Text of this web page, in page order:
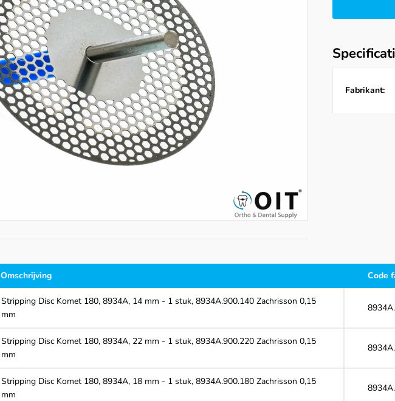
Fabrikant:
Omschrijving Code
Stripping Disc Komet 180, 8934A, 14 mm - 1 stuk, 8934A.900.140 Zachrisson 0,15
mm
Stripping Disc Komet 180, 8934A, 22 mm - 1 stuk, 8934A.900.220 Zachrisson 0,15
mm
Stripping Disc Komet 180, 8934A, 18 mm - 1 stuk, 8934A.900.180 Zachrisson 0,15
mm